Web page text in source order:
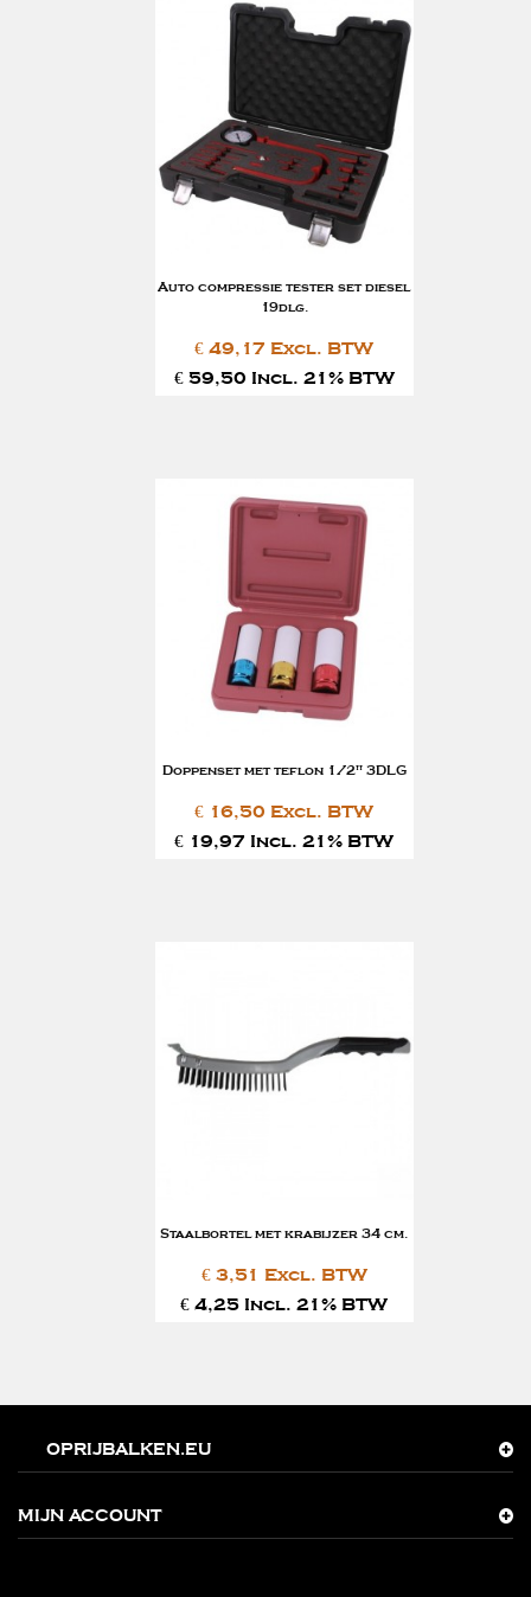
Auto compressie tester set diesel
19dlg.
€ 49,17 Excl. BTW
€ 59,50 Incl. 21% BTW
Doppenset met teflon 1/2'' 3DLG
€ 16,50 Excl. BTW
€ 19,97 Incl. 21% BTW
Staalbortel met krabijzer 34 cm.
€ 3,51 Excl. BTW
€ 4,25 Incl. 21% BTW
OPRIJBALKEN.EU
MIJN ACCOUNT